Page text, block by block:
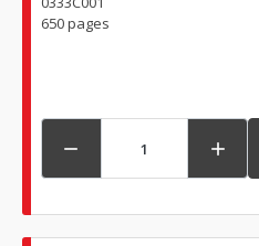
650 pages
 